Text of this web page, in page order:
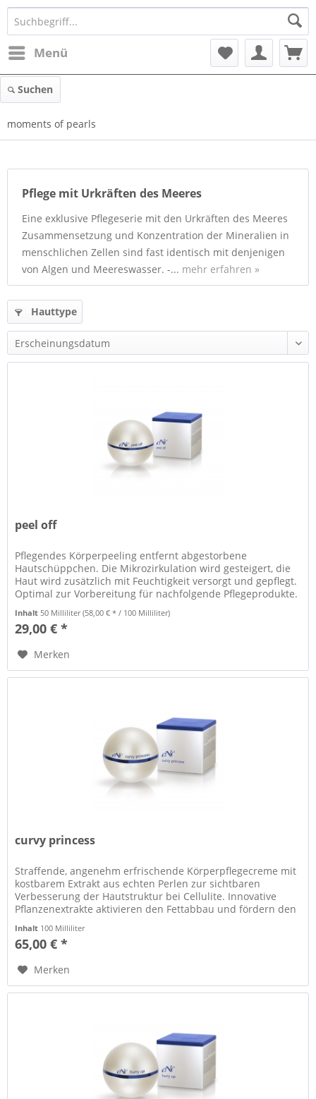
Menü
Suchen
moments of pearls
Pflege mit Urkräften des Meeres
Eine exklusive Pflegeserie mit den Urkräften des Meeres
Zusammensetzung und Konzentration der Mineralien in
menschlichen Zellen sind fast identisch mit denjenigen
von Algen und Meereswasser. -... mehr erfahren »
Hauttype
und mehr
peel off
Pflegendes Körperpeeling entfernt abgestorbene
Hautschüppchen. Die Mikrozirkulation wird gesteigert, die
Haut wird zusätzlich mit Feuchtigkeit versorgt und gepflegt.
Optimal zur Vorbereitung für nachfolgende Pflegeprodukte.
Inhalt50 Milliliter(58,00 € * / 100 Milliliter)
29,00 € *
Merken
curvy princess
Straffende, angenehm erfrischende Körperpflegecreme mit
kostbarem Extrakt aus echten Perlen zur sichtbaren
Verbesserung der Hautstruktur bei Cellulite. Innovative
Pflanzenextrakte aktivieren den Fettabbau und fördern den
Inhalt 100 Milliliter
65,00 € *
Merken